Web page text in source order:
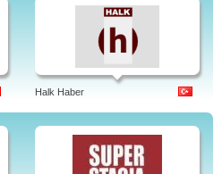
Halk Haber